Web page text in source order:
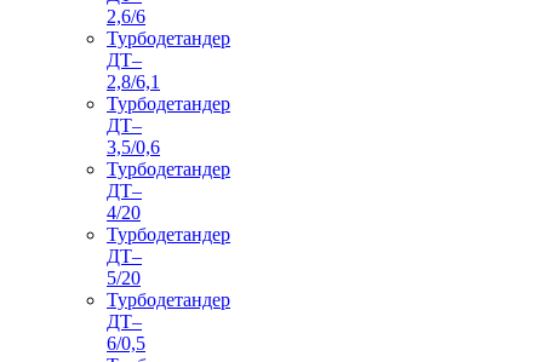
2,6/6
Турбодетандер
ДТ–
2,8/6,1
Турбодетандер
ДТ–
3,5/0,6
Турбодетандер
ДТ–
4/20
Турбодетандер
ДТ–
5/20
Турбодетандер
ДТ–
6/0,5